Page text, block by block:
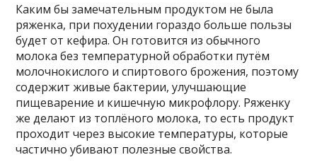
Каким бы замечательным продуктом не была
ряженка, при похудении гораздо больше пользы
будет от кефира. Он готовится из обычного
молока без температурной обработки путём
молочнокислого и спиртового брожения, поэтому
содержит живые бактерии, улучшающие
пищеварение и кишечную микрофлору. Ряженку
же делают из топлёного молока, то есть продукт
проходит через высокие температуры, которые
частично убивают полезные свойства.